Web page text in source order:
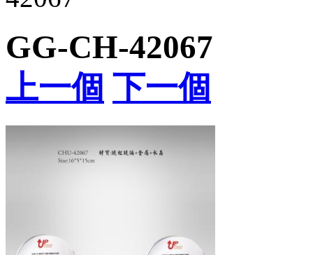
GG-CH-42067
上一個 下一個